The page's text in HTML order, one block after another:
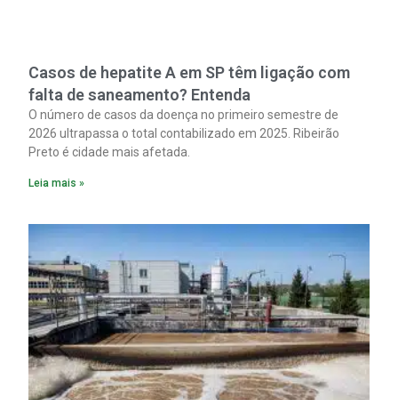
Casos de hepatite A em SP têm ligação com
falta de saneamento? Entenda
O número de casos da doença no primeiro semestre de
2026 ultrapassa o total contabilizado em 2025. Ribeirão
Preto é cidade mais afetada.
Leia mais »